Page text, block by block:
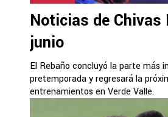
Noticias de Chivas
junio
El Rebaño concluyó la parte más
pretemporada y regresará la
entrenamientos en Verde Valle.